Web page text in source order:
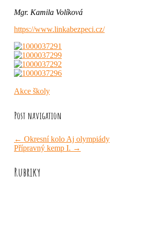
Mgr. Kamila Volíková
https://www.linkabezpeci.cz/
Akce školy
Post navigation
← Okresní kolo Aj olympiády
Přípravný kemp I. →
Rubriky